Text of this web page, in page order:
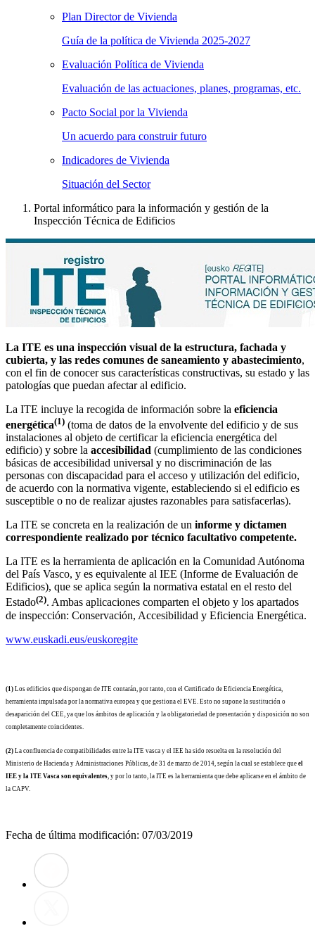
Plan Director de Vivienda
Guía de la política de Vivienda 2025-2027
Evaluación Política de Vivienda
Evaluación de las actuaciones, planes, programas, etc.
Pacto Social por la Vivienda
Un acuerdo para construir futuro
Indicadores de Vivienda
Situación del Sector
Portal informático para la información y gestión de la
Inspección Técnica de Edificios
La ITE es una inspección visual de la estructura, fachada y
cubierta, y las redes comunes de saneamiento y abastecimiento,
con el fin de conocer sus características constructivas, su estado y las
patologías que puedan afectar al edificio.
La ITE incluye la recogida de información sobre la eficiencia
energética(1) (toma de datos de la envolvente del edificio y de sus
instalaciones al objeto de certificar la eficiencia energética del
edificio) y sobre la accesibilidad (cumplimiento de las condiciones
básicas de accesibilidad universal y no discriminación de las
personas con discapacidad para el acceso y utilización del edificio,
de acuerdo con la normativa vigente, estableciendo si el edificio es
susceptible o no de realizar ajustes razonables para satisfacerlas).
La ITE se concreta en la realización de un informe y dictamen
correspondiente realizado por técnico facultativo competente.
La ITE es la herramienta de aplicación en la Comunidad Autónoma
del País Vasco, y es equivalente al IEE (Informe de Evaluación de
Edificios), que se aplica según la normativa estatal en el resto del
Estado(2). Ambas aplicaciones comparten el objeto y los apartados
de inspección: Conservación, Accesibilidad y Eficiencia Energética.
www.euskadi.eus/euskoregite
(1) Los edificios que dispongan de ITE contarán, por tanto, con el Certificado de Eficiencia Energética,
herramienta impulsada por la normativa europea y que gestiona el EVE. Esto no supone la sustitución o
desaparición del CEE, ya que los ámbitos de aplicación y la obligatoriedad de presentación y disposición no son
completamente coincidentes.
(2) La confluencia de compatibilidades entre la ITE vasca y el IEE ha sido resuelta en la resolución del
Ministerio de Hacienda y Administraciones Públicas, de 31 de marzo de 2014, según la cual se establece que el
IEE y la ITE Vasca son equivalentes , y por lo tanto, la ITE es la herramienta que debe aplicarse en el ámbito de
la CAPV.
Fecha de última modificación: 07/03/2019